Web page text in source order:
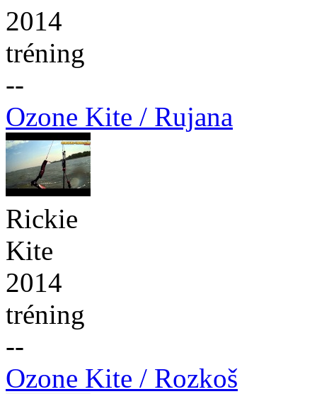
2014
tréning
--
Ozone Kite / Rujana
Rickie
Kite
2014
tréning
--
Ozone Kite / Rozkoš